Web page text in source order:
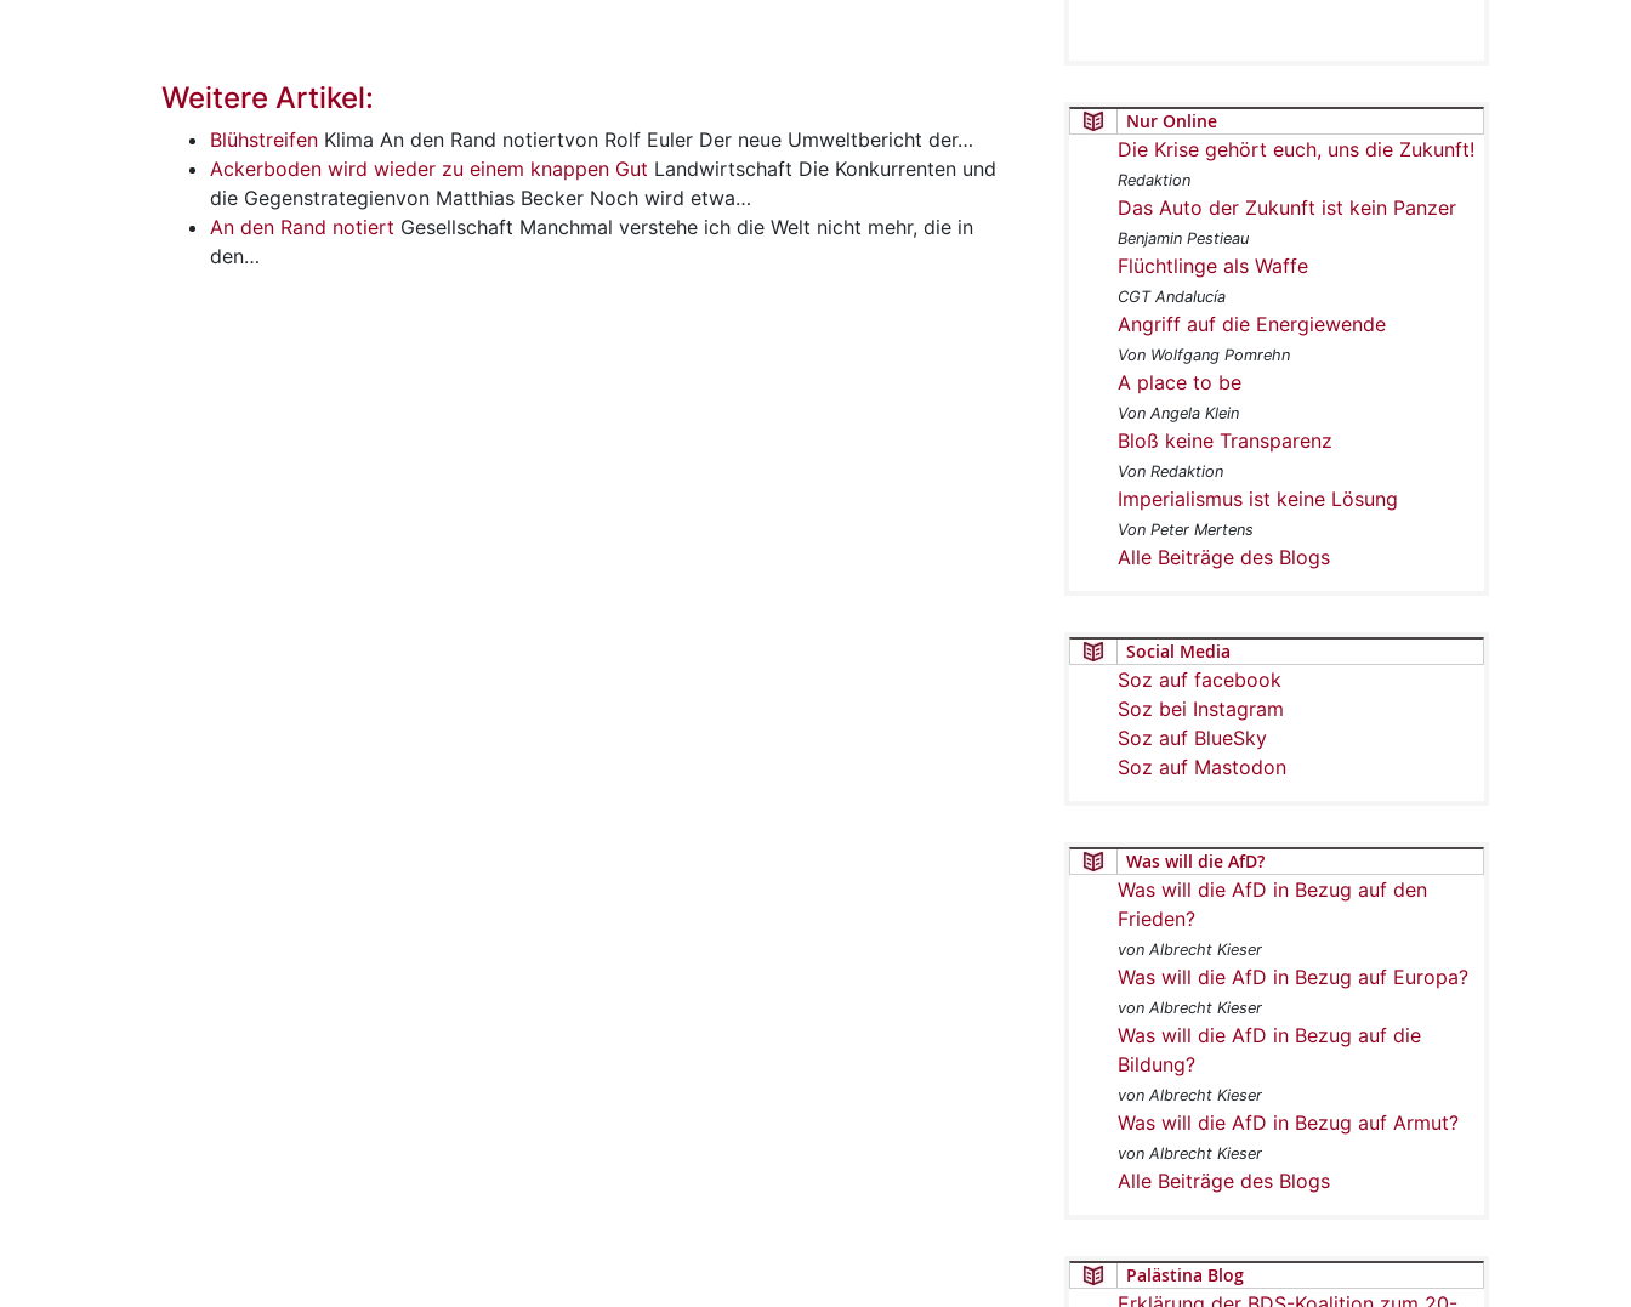
Weitere Artikel:
Blühstreifen Klima An den Rand notiertvon Rolf Euler Der neue Umweltbericht der…
Ackerboden wird wieder zu einem knappen Gut Landwirtschaft Die Konkurrenten und
die Gegenstrategienvon Matthias Becker Noch wird etwa…
An den Rand notiert Gesellschaft Manchmal verstehe ich die Welt nicht mehr, die in
den…
Nur Online
Die Krise gehört euch, uns die Zukunft!
Redaktion
Das Auto der Zukunft ist kein Panzer
Benjamin Pestieau
Flüchtlinge als Waffe
CGT Andalucía
Angriff auf die Energiewende
Von Wolfgang Pomrehn
A place to be
Von Angela Klein
Bloß keine Transparenz
Von Redaktion
Imperialismus ist keine Lösung
Von Peter Mertens
Alle Beiträge des Blogs
Social Media
Soz auf facebook
Soz bei Instagram
Soz auf BlueSky
Soz auf Mastodon
Was will die AfD?
Was will die AfD in Bezug auf den
Frieden?
von Albrecht Kieser
Was will die AfD in Bezug auf Europa?
von Albrecht Kieser
Was will die AfD in Bezug auf die
Bildung?
von Albrecht Kieser
Was will die AfD in Bezug auf Armut?
von Albrecht Kieser
Alle Beiträge des Blogs
Palästina Blog